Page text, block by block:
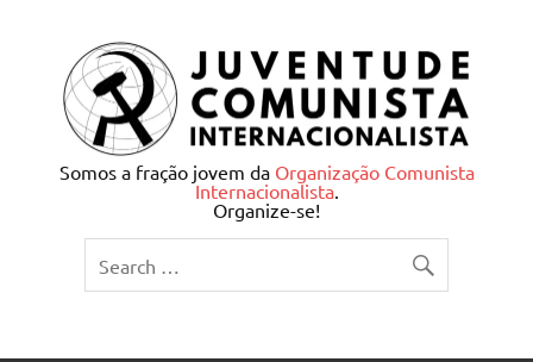
Juventude Comunista
Internacionalista
Somos a fração jovem da Organização Comunista
Internacionalista.
Organize-se!